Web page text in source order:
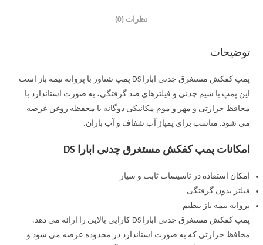
نظرات (0)
توضیحات
پمپ کفکش مستغرق چدنی ابارا DS پمپ شناور با پروانه نیمه باز است
این پمپ با شیم چدنی و فیلترهای ضد گرفتگی، به صورت استاندارد با
محافظ حرارتی و مهر و موم مکانیکی دوگانه با محفظه روغن عرضه
می شود. مناسب برای پمپاژ آب شفاف و آب باران.
امکانات پمپ کفکش مستغرق چدنی ابارا DS
امکان استفاده در تاسیسات ثابت و سیار
فیلتر بدون گرفتگی
پروانه نیمه باز تنظیم
پمپ کفکش مستغرق چدنی ابارا DS کارایی بالایی را ارائه می دهد.
محافظ حرارتی که به صورت استاندارد در محدوده عرضه می شود و